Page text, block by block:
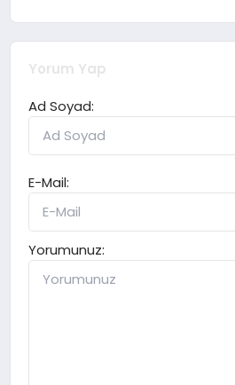
Yorum Yap
Ad Soyad:
E-Mail:
Yorumunuz: